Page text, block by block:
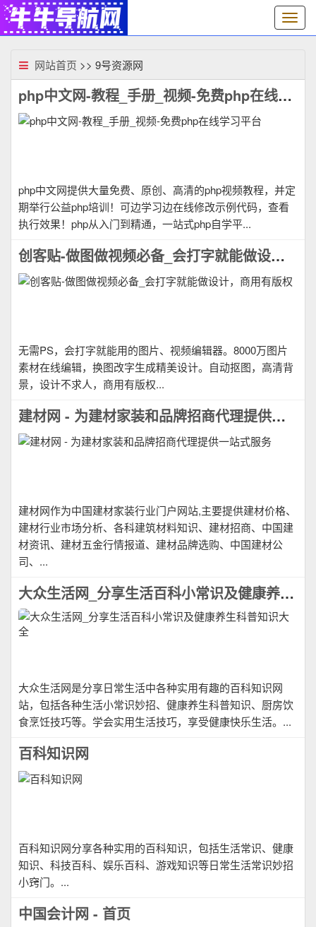
切
换
网站首页 >> 9号资源网
php中文网-教程_手册_视频-免费php在线学习平台
php中文网提供大量免费、原创、高清的php视频教程，并定
期举行公益php培训！可边学习边在线修改示例代码，查看
执行效果！php从入门到精通，一站式php自学平...
创客贴-做图做视频必备_会打字就能做设计，商用有版权
无需PS，会打字就能用的图片、视频编辑器。8000万图片
素材在线编辑，换图改字生成精美设计。自动抠图，高清背
景，设计不求人，商用有版权...
建材网 - 为建材家装和品牌招商代理提供一站式服务
建材网作为中国建材家装行业门户网站,主要提供建材价格、
建材行业市场分析、各科建筑材料知识、建材招商、中国建
材资讯、建材五金行情报道、建材品牌选购、中国建材公
司、...
大众生活网_分享生活百科小常识及健康养生科普知识大全
大众生活网是分享日常生活中各种实用有趣的百科知识网
站，包括各种生活小常识妙招、健康养生科普知识、厨房饮
食烹饪技巧等。学会实用生活技巧，享受健康快乐生活。...
百科知识网
百科知识网分享各种实用的百科知识，包括生活常识、健康
知识、科技百科、娱乐百科、游戏知识等日常生活常识妙招
小窍门。...
中国会计网 - 首页